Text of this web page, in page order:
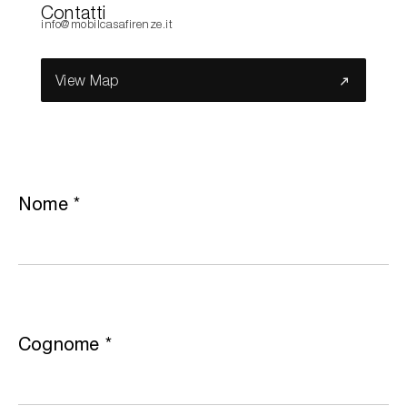
Cerca nel sito...
Contatti
info@mobilcasafirenze.it
View Map
Nome*
Cognome *